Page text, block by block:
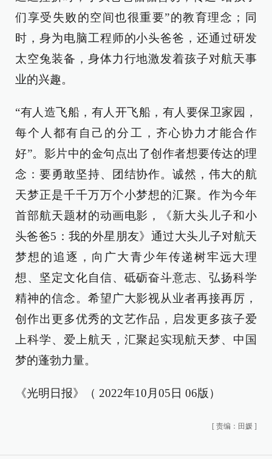
们享受失败的空间也很重要”的教育理念；同
时，身为电脑工程师的小头爸爸，还通过研发
太空兔装备，身体力行地激发着孩子对航天事
业的兴趣。
“有人造飞船，有人开飞船，有人要保卫家园，
每个人都有自己的分工，齐心协力才能合作
好”。影片中的金句点出了创作者想要传达的理
念：要勇敢坚持、团结协作。诚然，伟大的航
天梦正是千千万万个小梦想的汇聚。作为今年
首部航天题材的动画电影，《新大头儿子和小
头爸爸5：我的外星朋友》通过大头儿子对航天
梦想的追逐，向广大青少年传递树牢远大理
想、坚定文化自信、砥砺奋斗意志、弘扬科学
精神的信念。希望广大影视从业者再接再厉，
创作出更多优秀的文艺作品，启发更多孩子爱
上科学、爱上航天，汇聚起实现航天梦、中国
梦的蓬勃力量。
《光明日报》（ 2022年10月05日 06版）
[ 责编：田媛 ]